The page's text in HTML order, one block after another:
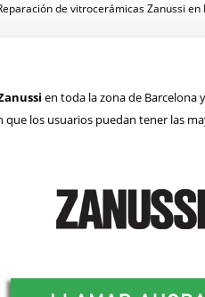
de vitrocerámicas Zanussi en
en toda la zona de Barcelona
los usuarios puedan tener las